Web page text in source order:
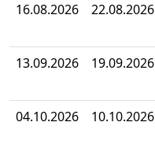
16.08.2026
22.08.2026
13.09.2026
19.09.2026
04.10.2026
10.10.2026